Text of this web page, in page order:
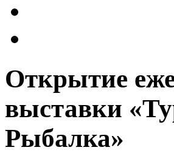
Открытие
выставки
Рыбалка»